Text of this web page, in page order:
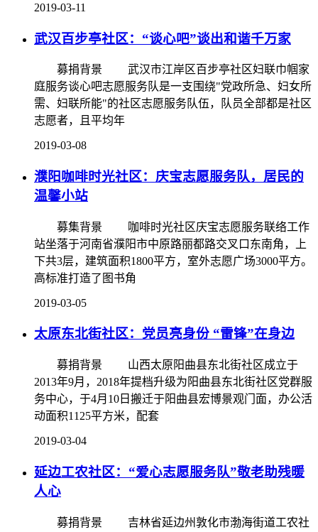
2019-03-11
武汉百步亭社区：“谈心吧”谈出和谐千万家
募捐背景 武汉市江岸区百步亭社区妇联巾帼家
庭服务谈心吧志愿服务队是一支围绕"党政所急、妇女所
需、妇联所能"的社区志愿服务队伍，队员全部都是社区
志愿者，且平均年
2019-03-08
濮阳咖啡时光社区：庆宝志愿服务队，居民的
温馨小站
募集背景 咖啡时光社区庆宝志愿服务联络工作
站坐落于河南省濮阳市中原路丽都路交叉口东南角，上
下共3层，建筑面积1800平方，室外志愿广场3000平方。
高标准打造了图书角
2019-03-05
太原东北街社区：党员亮身份 “雷锋”在身边
募捐背景 山西太原阳曲县东北街社区成立于
2013年9月，2018年提档升级为阳曲县东北街社区党群服
务中心，于4月10日搬迁于阳曲县宏博景观门面，办公活
动面积1125平方米，配套
2019-03-04
延边工农社区：“爱心志愿服务队”敬老助残暖
人心
募捐背景 吉林省延边州敦化市渤海街道工农社